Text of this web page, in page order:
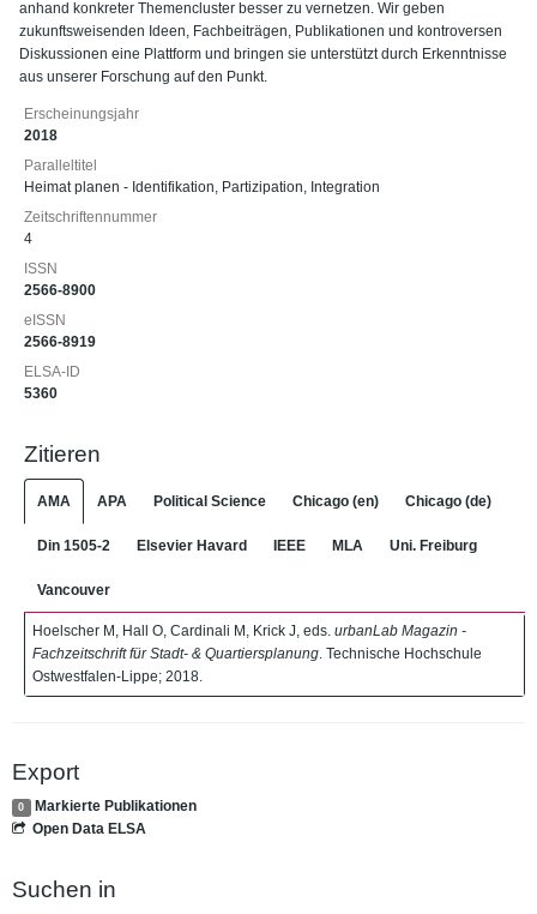
anhand konkreter Themencluster besser zu vernetzen. Wir geben
zukunftsweisenden Ideen, Fachbeiträgen, Publikationen und kontroversen
Diskussionen eine Plattform und bringen sie unterstützt durch Erkenntnisse
aus unserer Forschung auf den Punkt.
Erscheinungsjahr
2018
Paralleltitel
Heimat planen - Identifikation, Partizipation, Integration
Zeitschriftennummer
4
ISSN
2566-8900
eISSN
2566-8919
ELSA-ID
5360
Zitieren
AMA APA Political Science Chicago (en) Chicago (de)
Din 1505-2 Elsevier Havard IEEE MLA Uni. Freiburg
Vancouver
Hoelscher M, Hall O, Cardinali M, Krick J, eds. urbanLab Magazin -
Fachzeitschrift für Stadt- & Quartiersplanung . Technische Hochschule
Ostwestfalen-Lippe; 2018.
Export
0
Markierte Publikationen
Open Data ELSA
Suchen in